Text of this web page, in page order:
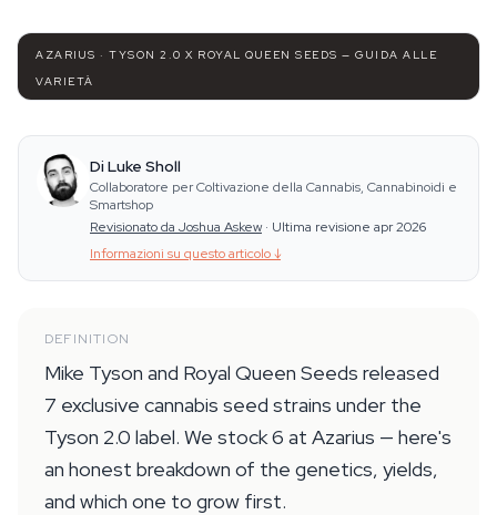
AZARIUS · TYSON 2.0 X ROYAL QUEEN SEEDS — GUIDA ALLE
VARIETÀ
Di Luke Sholl
Collaboratore per Coltivazione della Cannabis, Cannabinoidi e
Smartshop
Revisionato da Joshua Askew · Ultima revisione apr 2026
Informazioni su questo articolo↓
DEFINITION
Mike Tyson and Royal Queen Seeds released
7 exclusive cannabis seed strains under the
Tyson 2.0 label. We stock 6 at Azarius — here's
an honest breakdown of the genetics, yields,
and which one to grow first.